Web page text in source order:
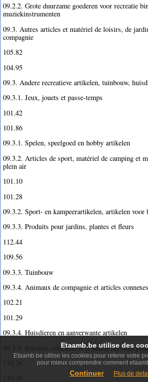
09.2.2. Grote duurzame goederen voor recreatie
muziekinstrumenten
09.3. Autres articles et matériel de loisirs, de
compagnie
105.82
104.95
09.3. Andere recreatieve artikelen, tuinbouw,
09.3.1. Jeux, jouets et passe-temps
101.42
101.86
09.3.1. Spelen, speelgoed en hobby artikelen
09.3.2. Articles de sport, matériel de camping et
plein air
101.10
101.28
09.3.2. Sport- en kampeerartikelen, artikelen voor
09.3.3. Produits pour jardins, plantes et fleurs
112.44
109.56
09.3.3. Tuinbouw
09.3.4. Animaux de compagnie et articles connexes
102.21
101.29
09.3.4. Huisdieren en aanverwante artikelen
09.3.5. Services vétérinaires et autres services
110.26
110.26
Etaamb.be utilise des
Etaamb.be utilise les cookies pour retenir votre
pour mieux comprendre comment
Continuer Plus de